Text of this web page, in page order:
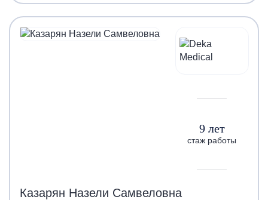
9 лет
стаж работы
Казарян Назели Самвеловна